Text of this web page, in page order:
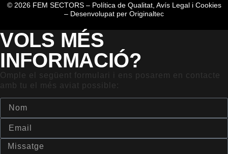
© 2026 FEM SECTORS – Política de Qualitat, Avís Legal i Cookies
– Desenvolupat per Originaltec
VOLS MÉS
INFORMACIÓ?
Omple el següent formulari i ens posarem en contacte
amb tu el més aviat possible: